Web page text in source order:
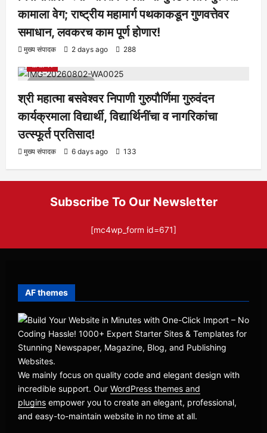
कामाला वेग; राष्ट्रीय महामार्ग पथकाकडून गुणवत्तेवर
समाधान, लवकरच काम पूर्ण होणार!
मुख्य संपादक 2 days ago 288
1 minute read
आरोग्य क्रीडा ताज्या बातम्या निपाणी परिसर
श्री महात्मा बसवेश्वर निपाणी गुरुपौर्णिमा गुरुवंदन
कार्यक्रमाला विद्यार्थी, विद्यार्थिनींचा व नागरिकांचा
उत्स्फूर्त प्रतिसाद!
मुख्य संपादक 6 days ago 133
Subscribe To Our Newsletter
[mc4wp_form id=671]
AF themes
We mainly focus on quality code and elegant design with
incredible support. Our WordPress themes and
plugins empower you to create an elegant, professional,
and easy-to-maintain website in no time at all.